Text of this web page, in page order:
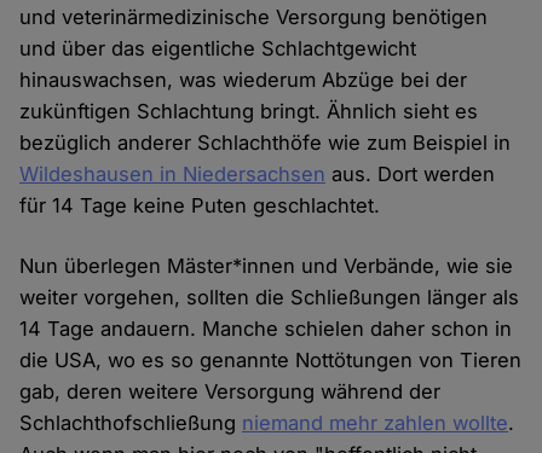
und veterinärmedizinische Versorgung benötigen
und über das eigentliche Schlachtgewicht
hinauswachsen, was wiederum Abzüge bei der
zukünftigen Schlachtung bringt. Ähnlich sieht es
bezüglich anderer Schlachthöfe wie zum Beispiel in
Wildeshausen in Niedersachsen aus. Dort werden
für 14 Tage keine Puten geschlachtet.
Nun überlegen Mäster*innen und Verbände, wie sie
weiter vorgehen, sollten die Schließungen länger als
14 Tage andauern. Manche schielen daher schon in
die USA, wo es so genannte Nottötungen von Tieren
gab, deren weitere Versorgung während der
Schlachthofschließung niemand mehr zahlen wollte.